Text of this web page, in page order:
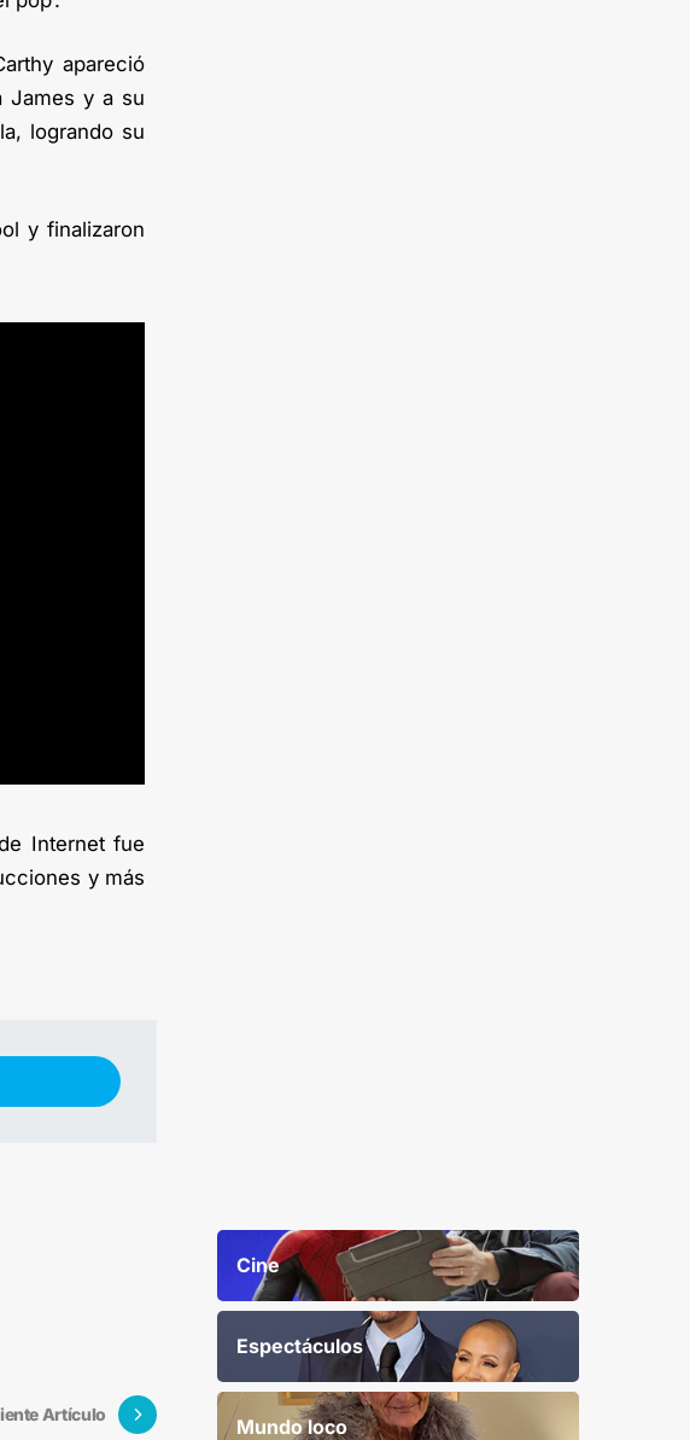
apareció
James y a su
logrando su
y finalizaron
Internet fue
y más
Artículo
Cine
Espectáculos
Mundo loco